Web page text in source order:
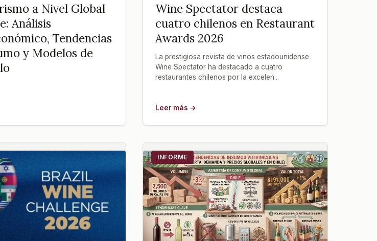
a Nivel Global
Análisis
Tendencias
y Modelos de
Wine Spectator destaca
cuatro chilenos en Restaurant
Awards 2026
La prestigiosa revista de vinos estadounidense
Wine Spectator ha destacado a cuatro
restaurantes chilenos por la excelen...
Leer más →
INFORME